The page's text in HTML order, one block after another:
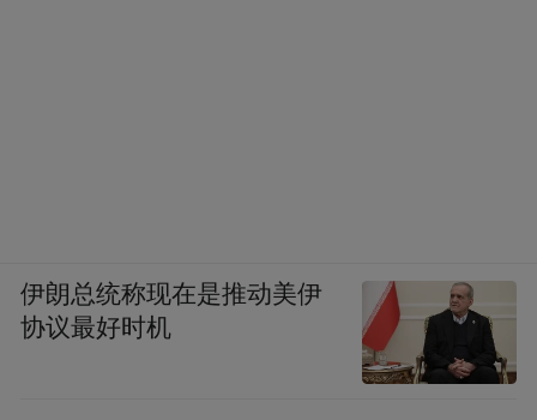
伊朗总统称现在是推动美伊
协议最好时机